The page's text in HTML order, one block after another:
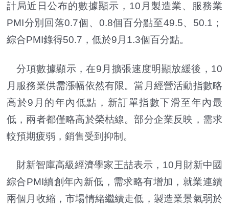
計局近日公布的數據顯示，10月製造業、服務業
PMI分別回落0.7個、0.8個百分點至49.5、50.1；
綜合PMI錄得50.7，低於9月1.3個百分點。
分項數據顯示，在9月擴張速度明顯放緩後，10
月服務業供需漲幅依然有限。當月經營活動指數略
高於9月的年內低點，新訂單指數下滑至年內最
低，兩者都僅略高於榮枯線。部分企業反映，需求
較預期疲弱，銷售受到抑制。
財新智庫高級經濟學家王喆表示，10月財新中國
綜合PMI續創年內新低，需求略有增加，就業連續
兩個月收縮，市場情緒繼續走低，製造業景氣弱於